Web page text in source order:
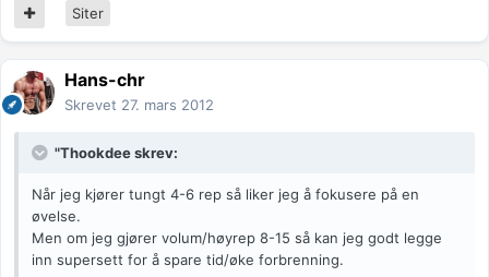
Siter
Hans-chr
Skrevet 27. mars 2012
"Thookdee skrev:
Når jeg kjører tungt 4-6 rep så liker jeg å fokusere på en
øvelse.
Men om jeg gjører volum/høyrep 8-15 så kan jeg godt legge
inn supersett for å spare tid/øke forbrenning.